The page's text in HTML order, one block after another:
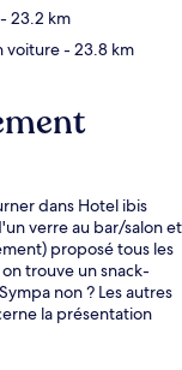
- 23.2 km
voiture- 23.8 km
dans Hotel ibis
verre au bar/salon et
proposé tous les
trouve un snack-
non ? Les autres
la présentation